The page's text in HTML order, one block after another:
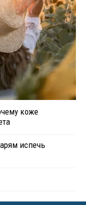
коже
испечь